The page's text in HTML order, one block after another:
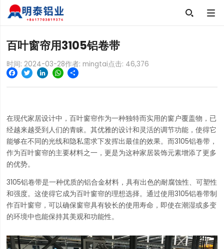

百叶窗帘用3105铝卷带
时间: 2024-03-28作者: mingtai点击: 46,376
Facebook
TwitterLinkedInWhatsApp
Share
在现代家居设计中，百叶窗帘作为一种独特而实用的窗户覆盖物，已
经越来越受到人们的青睐。其优雅的设计和灵活的调节功能，使得它
能够在不同的光线和隐私需求下发挥出最佳的效果。而3105铝卷带，
作为百叶窗帘的主要材料之一，更是为这种家居装饰元素增添了更多
的优势。
3105铝卷带是一种优质的铝合金材料，具有出色的耐腐蚀性、可塑性
和强度。这使得它成为百叶窗帘的理想选择。通过使用3105铝卷带制
作百叶窗帘，可以确保窗帘具有较长的使用寿命，即使在潮湿或多变
的环境中也能保持其美观和功能性。